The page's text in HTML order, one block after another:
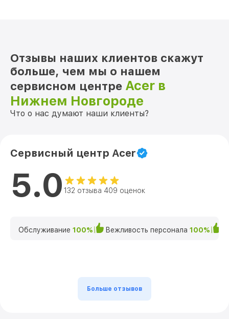
Отзывы наших клиентов скажут
больше, чем мы о нашем
сервисном центре Acer в
Нижнем Новгороде
Что о нас думают наши клиенты?
Сервисный центр Acer
5.0 132 отзыва 409 оценок
Обслуживание 100% Вежливость персонала 100%
Больше отзывов